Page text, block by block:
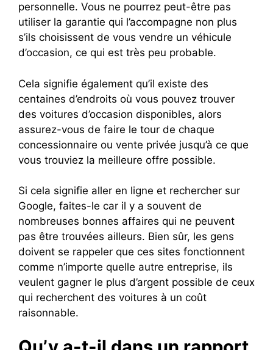
personnelle. Vous ne pourrez peut-être pas
utiliser la garantie qui l’accompagne non plus
s’ils choisissent de vous vendre un véhicule
d’occasion, ce qui est très peu probable.
Cela signifie également qu’il existe des
centaines d’endroits où vous pouvez trouver
des voitures d’occasion disponibles, alors
assurez-vous de faire le tour de chaque
concessionnaire ou vente privée jusqu’à ce que
vous trouviez la meilleure offre possible.
Si cela signifie aller en ligne et rechercher sur
Google, faites-le car il y a souvent de
nombreuses bonnes affaires qui ne peuvent
pas être trouvées ailleurs. Bien sûr, les gens
doivent se rappeler que ces sites fonctionnent
comme n’importe quelle autre entreprise, ils
veulent gagner le plus d’argent possible de ceux
qui recherchent des voitures à un coût
raisonnable.